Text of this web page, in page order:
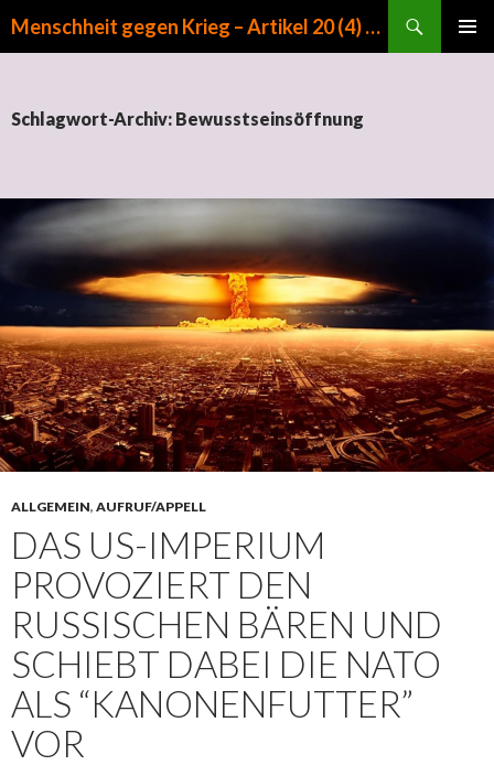
Menschheit gegen Krieg – Artikel 20 (4) GG
Schlagwort-Archiv: Bewusstseinsöffnung
ALLGEMEIN, AUFRUF/APPELL
DAS US-IMPERIUM
PROVOZIERT DEN
RUSSISCHEN BÄREN UND
SCHIEBT DABEI DIE NATO
ALS “KANONENFUTTER”
VOR